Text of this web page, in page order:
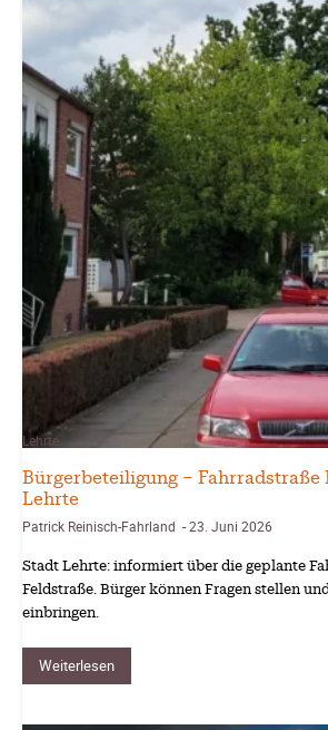
Lehrte
Bürgerbeteiligung – Fahrradstraße
Lehrte
Patrick Reinisch-Fahrland -23. Juni 2026
Stadt Lehrte: informiert über die geplante
Feldstraße. Bürger können Fragen stellen
einbringen.
Weiterlesen